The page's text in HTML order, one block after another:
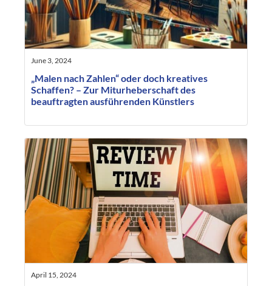
June 3, 2024
„Malen nach Zahlen“ oder doch kreatives
Schaffen? – Zur Miturheberschaft des
beauftragten ausführenden Künstlers
April 15, 2024